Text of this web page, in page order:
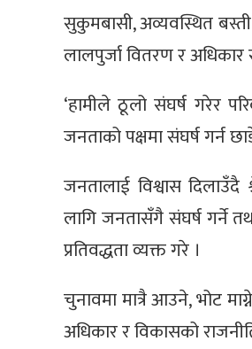
सुकुमबासी, अव्यवस्थित
लालपुर्जा वितरण र
‘हामीले ठूलो संघर्ष गरेर
जनताको पक्षमा संघर्ष गर्न
जनतालाई विश्वास
लागि जनतासँगै संघर्ष गर्ने
प्रतिवद्धता व्यक्त गरे ।
चुनावमा मात्रै आउने, भोट
अधिकार र विकासको